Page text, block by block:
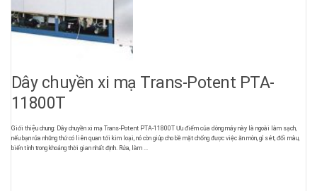
Dây chuyền xi mạ Trans-Potent PTA-
11800T
Giới thiệu chung: Dây chuyền xi mạ Trans-Potent PTA-11800T Ưu điểm của dòng máy này là ngoài làm sạch,
nếu bạn rửa những thứ có liên quan tới kim loại, nó còn giúp cho bề mặt chống được việc ăn mòn, gỉ sét, đổi màu,
biến tính trong khoảng thời gian nhất định. Rửa, làm ...